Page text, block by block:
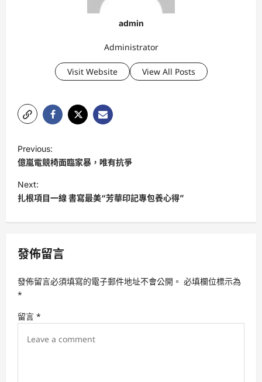
admin
Administrator
Visit Website View All Posts
o
s
t
v
g
t
Previous:
億嵐電競椅面臨家暴，唯有抗爭
Next:
扎根項目一線 書寫最美“芳華印記專包養心得”
發佈留言
發佈留言必須填寫的電子郵件地址不會公開。 必填欄位標示為
*
留言 *